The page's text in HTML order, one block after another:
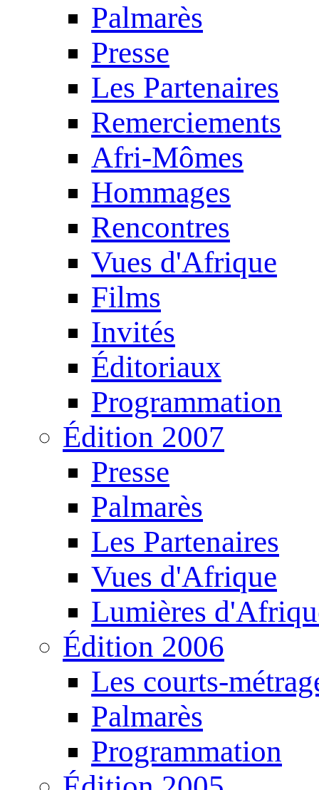
Palmarès
Presse
Les Partenaires
Remerciements
Afri-Mômes
Hommages
Rencontres
Vues d'Afrique
Films
Invités
Éditoriaux
Programmation
Édition 2007
Presse
Palmarès
Les Partenaires
Vues d'Afrique
Lumières
Édition 2006
Les courts-
Palmarès
Programmation